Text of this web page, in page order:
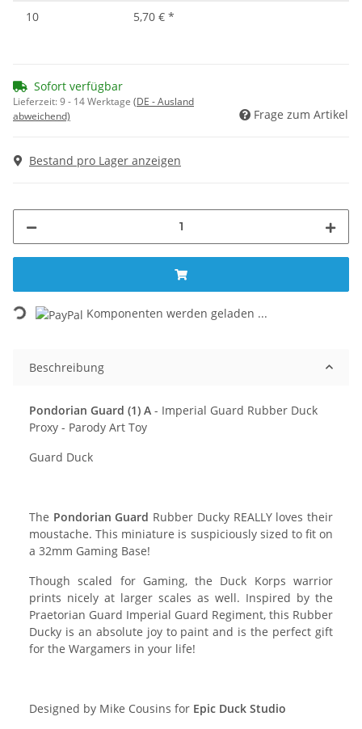
10 5,70 € *
Sofort verfügbar
Lieferzeit:9 - 14 Werktage (DE - Ausland
abweichend)
Frage zum Artikel
Bestand pro Lager anzeigen
Loading... Komponenten werden geladen ...
Beschreibung
Pondorian Guard (1) A - Imperial Guard Rubber Duck
Proxy - Parody Art Toy
Guard Duck
The Pondorian Guard Rubber Ducky REALLY loves their
moustache. This miniature is suspiciously sized to fit on
a 32mm Gaming Base!
Though scaled for Gaming, the Duck Korps warrior
prints nicely at larger scales as well. Inspired by the
Praetorian Guard Imperial Guard Regiment, this Rubber
Ducky is an absolute joy to paint and is the perfect gift
for the Wargamers in your life!
Designed by Mike Cousins for Epic Duck Studio